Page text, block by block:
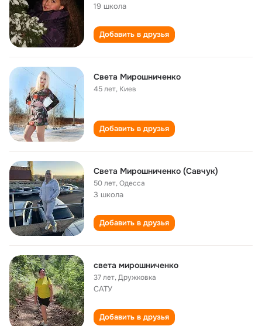
19 школа
Добавить в друзья
Света Мирошниченко
45 лет, Киев
Добавить в друзья
Света Мирошниченко (Cавчук)
50 лет,Одесса
3 школа
Добавить в друзья
света мирошниченко
37 лет,Дружковка
САТУ
Добавить в друзья